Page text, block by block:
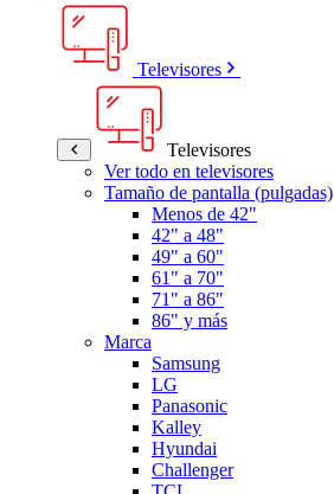
Televisores
Televisores
Ver todo en televisores
Tamaño de pantalla (pulgadas)
Menos de 42"
42" a 48"
49" a 60"
61" a 70"
71" a 86"
86" y más
Marca
Samsung
LG
Panasonic
Kalley
Hyundai
Challenger